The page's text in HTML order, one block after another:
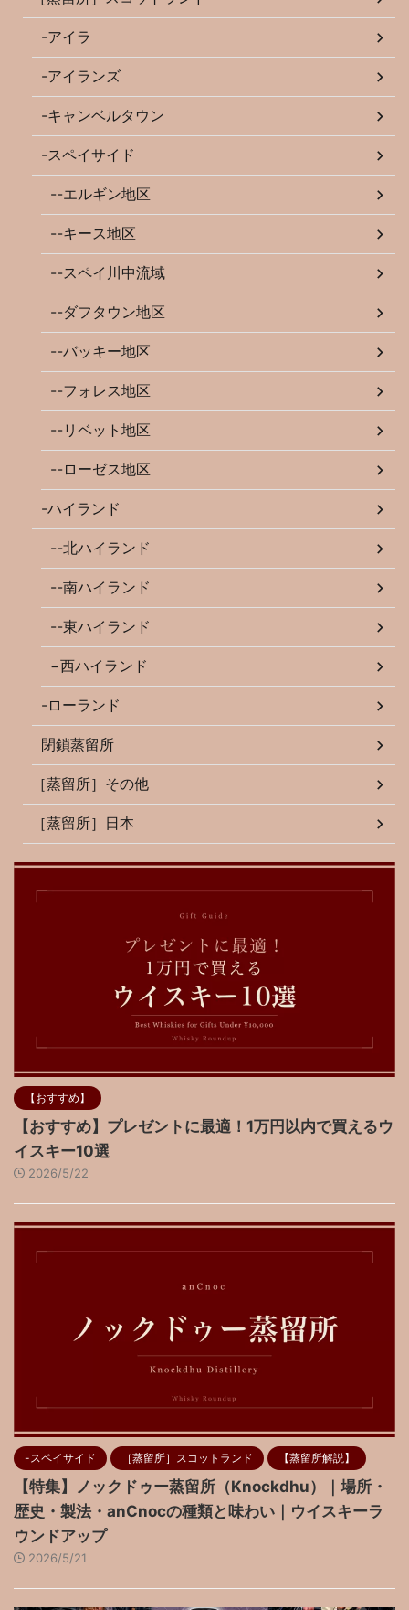
-アイラ
-アイランズ
-キャンベルタウン
-スペイサイド
--エルギン地区
--キース地区
--スペイ川中流域
--ダフタウン地区
--バッキー地区
--フォレス地区
--リベット地区
--ローゼス地区
-ハイランド
--北ハイランド
--南ハイランド
--東ハイランド
−西ハイランド
-ローランド
閉鎖蒸留所
［蒸留所］その他
［蒸留所］日本
【おすすめ】
【おすすめ】プレゼントに最適！1万円以内で買えるウ
イスキー10選
2026/5/22
-スペイサイド ［蒸留所］スコットランド 【蒸留所解説】
【特集】ノックドゥー蒸留所（Knockdhu）｜場所・
歴史・製法・anCnocの種類と味わい｜ウイスキーラ
ウンドアップ
2026/5/21